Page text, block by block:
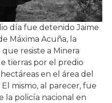
día fue detenido Jaime
Máxima Acuña, la
resiste a Minera
tierras por el predio
en el área del
mismo, al parecer, fue
la policía nacional en